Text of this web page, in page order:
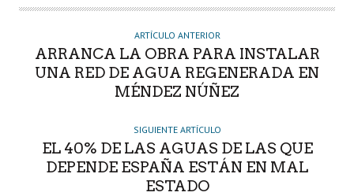
O
ARTÍCULO ANTERIOR
ARRANCA LA OBRA PARA INSTALAR
UNA RED DE AGUA REGENERADA EN
MÉNDEZ NÚÑEZ
SIGUIENTE ARTÍCULO
EL 40% DE LAS AGUAS DE LAS QUE
DEPENDE ESPAÑA ESTÁN EN MAL
ESTADO